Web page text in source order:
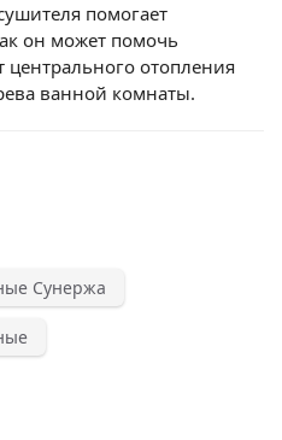
помогает
он может помочь
отопления
ванной комнаты.
Сунержа